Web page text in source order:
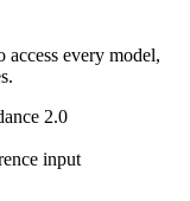
every model,
2.0
input